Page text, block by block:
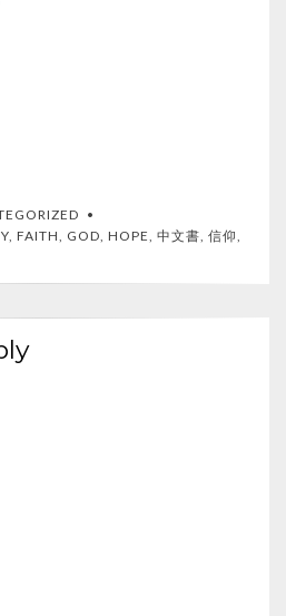
, FAITH, GOD, HOPE, 中文書, 信仰,